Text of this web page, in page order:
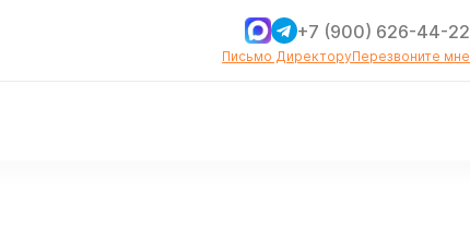
+7 (900) 626-44-22
Письмо ДиректоруПерезвоните мне